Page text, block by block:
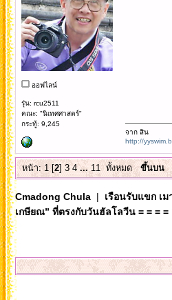
ออฟไลน์
รุ่น: rcu2511
คณะ: "นิเทศศาสตร์"
กระทู้: 9,245
จาก สิน
http://
หน้า:1[2] 3 4 ... 11 ทั้งหมด ขึ้นบน
Cmadong Chula| เรือนรับแขก เ
เกษียณ” ที่ตรงกับวันฮัลโลวีน = = = =